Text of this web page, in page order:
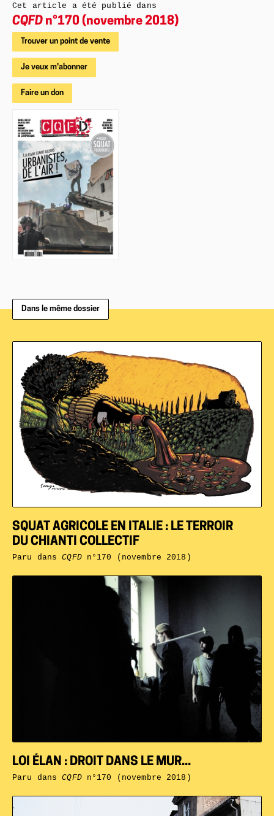
Cet article a été publié dans
CQFD n°170 (novembre 2018)
Trouver un point de vente
Je veux m'abonner
Faire un don
Dans le même dossier
LOI ÉLAN : DROIT DANS LE MUR...
Paru dansCQFDn°170 (novembre 2018)
SQUAT AGRICOLE EN ITALIE : LE TERROIR
DU CHIANTI COLLECTIF
Paru dansCQFDn°170 (novembre 2018)